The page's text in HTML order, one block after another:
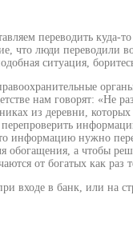
переводить
что люди
ситуация,
нам говорят: «Не
из деревни,
нужно
обогащения, а чтобы
от богатых как раз
входе в банк, или на